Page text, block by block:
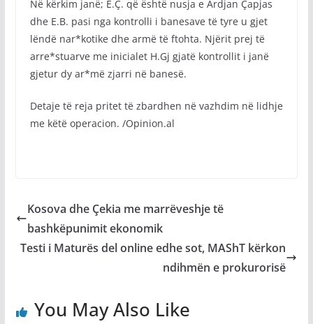
Në kërkim janë; E.Ç. që është nusja e Ardjan Çapjas
dhe E.B. pasi nga kontrolli i banesave të tyre u gjet
lëndë nar*kotike dhe armë të ftohta. Njërit prej të
arre*stuarve me inicialet H.Gj gjatë kontrollit i janë
gjetur dy ar*më zjarri në banesë.
Detaje të reja pritet të zbardhen në vazhdim në lidhje
me këtë operacion. /Opinion.al
​Kosova dhe Çekia me marrëveshje të
bashkëpunimit ekonomik
Testi i Maturës del online edhe sot, MAShT kërkon
ndihmën e prokurorisë
You May Also Like